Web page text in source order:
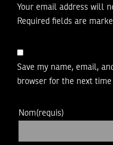
Your email address will
Required fields are
Save my name, email,
browser for the next
Nom(requis)